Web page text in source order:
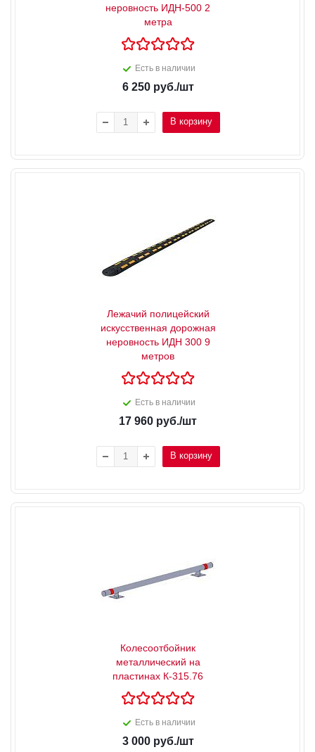
неровность ИДН-500 2
метра
Есть в наличии
6 250руб./шт
В корзину
Лежачий полицейский
искусственная дорожная
неровность ИДН 300 9
метров
Есть в наличии
17 960 руб./шт
В корзину
Колесоотбойник
металлический на
пластинах К-315.76
Есть в наличии
3 000руб./шт